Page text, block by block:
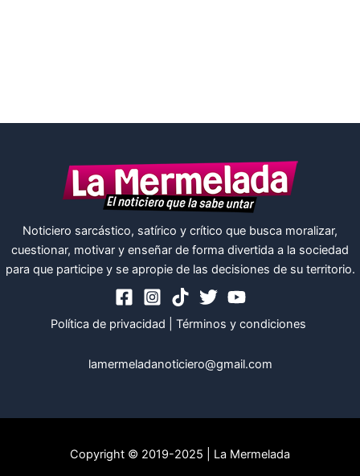
Noticiero sarcástico, satírico y crítico que busca moralizar,
cuestionar, motivar y enseñar de forma divertida a la sociedad
para que participe y se apropie de las decisiones de su territorio.
Política de privacidad Términos y condiciones
lamermeladanoticiero@gmail.com
Copyright © 2019-2025 | La Mermelada